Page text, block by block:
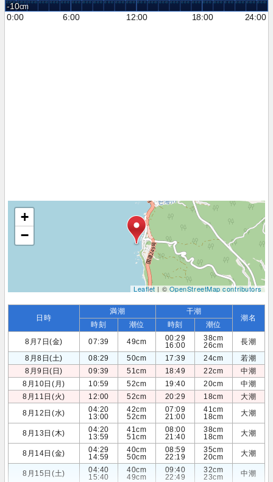
-10
0:00
6:00 12:00 18:00 24:00
+
−
Leaflet| ©OpenStreetMap contributors
日時
満潮 干潮
潮名
時刻 潮位 時刻
潮位
8月7日(金)
07:39 49cm
00:29
16:00
38cm
26cm
長潮
8月8日(土)
08:29 50cm 17:39 24cm
若潮
8月9日(日)
09:39 51cm 18:49 22cm
中潮
8月10日(月)
10:59 52cm 19:40 20cm
中潮
8月11日(火)
12:00 52cm 20:29 18cm
大潮
8月12日(水)
04:20
13:00
42cm
52cm
07:09
21:00
41cm
18cm
大潮
8月13日(木)
04:20
13:59
41cm
51cm
08:00
21:40
38cm
18cm
大潮
8月14日(金)
04:29
14:59
40cm
50cm
08:59
22:19
35cm
20cm
大潮
8月15日(土)
04:40
15:40
40cm
49cm
09:40
22:49
32cm
23cm
中潮